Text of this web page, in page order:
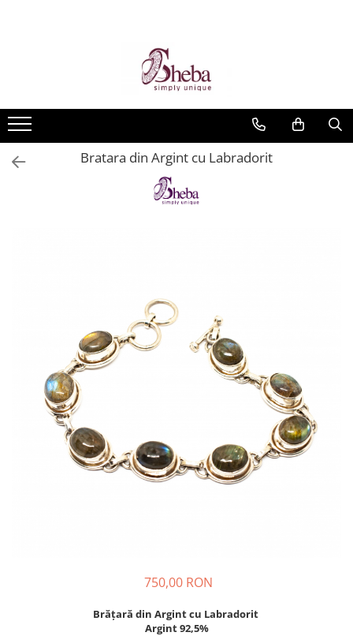
Bratara din Argint cu Labradorit
750,00 RON
Brățară din Argint cu Labradorit
Argint 92,5%